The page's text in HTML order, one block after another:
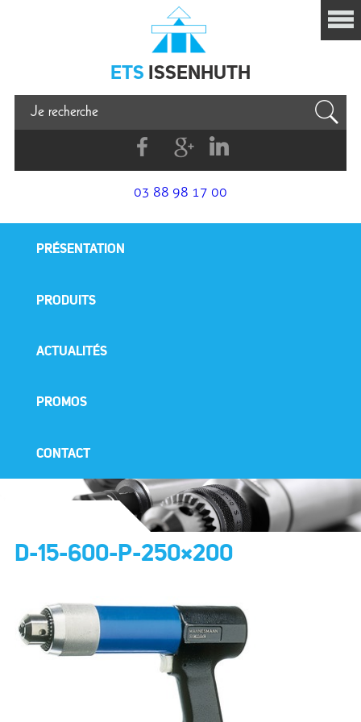
Issenhuth
ETS ISSENHUTH
FacebookG+
Linkedin
03 88 98 17 00
PRÉSENTATION
PRODUITS
ACTUALITÉS
PROMOS
CONTACT
D-15-600-P-250×200